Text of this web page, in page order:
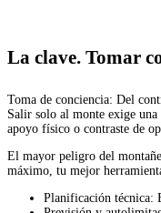
La clave. Tomar
Toma de conciencia: Del
Salir solo al monte exige una
apoyo físico o contraste de
El mayor peligro del
máximo, tu mejor
Planificación técnica: